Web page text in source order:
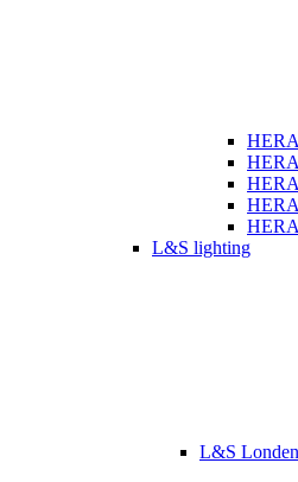
L&S lighting
L&S